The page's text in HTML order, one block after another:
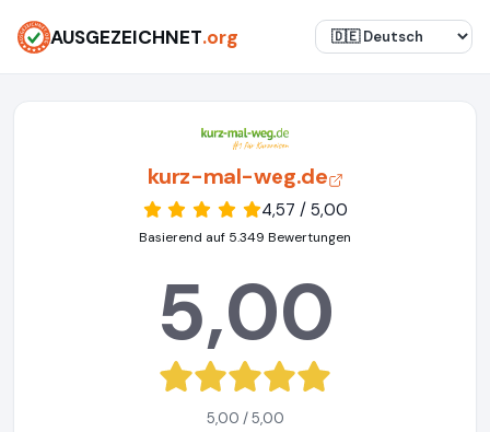
AUSGEZEICHNET.org
kurz-mal-weg.de
4,57 / 5,00
Basierend auf 5.349 Bewertungen
5,00
5,00 / 5,00